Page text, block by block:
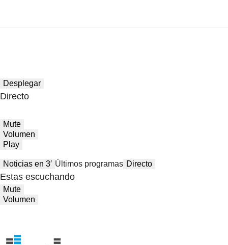
Desplegar
Directo
Mute
Volumen
Play
Noticias en 3′ Últimos programas Directo
Estas escuchando
Mute
Volumen